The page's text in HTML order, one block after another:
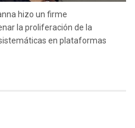
hizo un firme
la proliferación de la
en plataformas